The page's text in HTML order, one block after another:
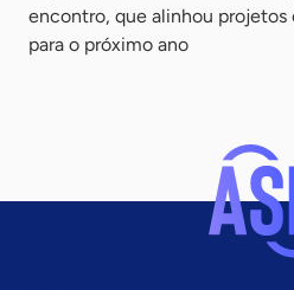
encontro, que alinhou projetos
para o próximo ano